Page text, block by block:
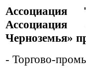
Ассоциация
Черноземья»
- Торгово-